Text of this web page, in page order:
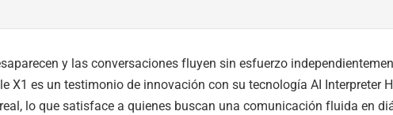
y las conversaciones fluyen sin esfuerzo
X1 es un testimonio de innovación con su tecnología AI
lo que satisface a quienes buscan una comunicación fluida en